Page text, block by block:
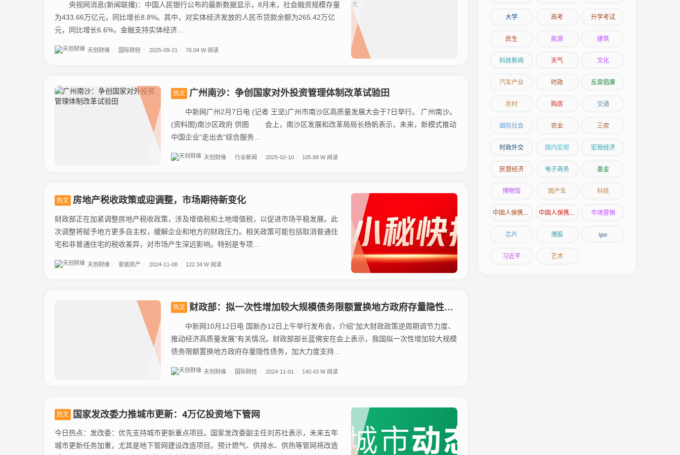
央视网消息(新闻联播)：中国人民银行公布的最新数据显示，8月末，社会融资规模存量
为433.66万亿元，同比增长8.8%。其中，对实体经济发放的人民币贷款余额为265.42万亿
元，同比增长6.6%，金融支持实体经济...
天创财缘 国际财经 2025-09-21 76.04 W 阅读
热文 广州南沙：争创国家对外投资管理体制改革试验田
中新网广州2月7日电 (记者 王坚)广州市南沙区高质量发展大会于7日举行。 广州南沙。
(资料图)南沙区政府 供图 会上，南沙区发展和改革局局长杨帆表示，未来，新模式推动
中国企业“走出去”综合服务...
天创财缘 行业新闻 2025-02-10 105.88 W 阅读
热文 房地产税收政策或迎调整，市场期待新变化
财政部正在加紧调整房地产税收政策，涉及增值税和土地增值税，以促进市场平稳发展。此
次调整将赋予地方更多自主权，缓解企业和地方的财政压力。相关政策可能包括取消普通住
宅和非普通住宅的税收差异，对市场产生深远影响。特别是专项...
天创财缘 家居房产 2024-11-08 122.34 W 阅读
热文 财政部：拟一次性增加较大规模债务限额置换地方政府存量隐性债务
中新网10月12日电 国新办12日上午举行发布会，介绍“加大财政政策逆周期调节力度、
推动经济高质量发展”有关情况。财政部部长蓝佛安在会上表示，我国拟一次性增加较大规模
债务限额置换地方政府存量隐性债务，加大力度支持...
天创财缘 国际财经 2024-11-01 140.43 W 阅读
热文 国家发改委力推城市更新：4万亿投资地下管网
今日热点：发改委：优先支持城市更新重点项目。国家发改委副主任刘苏社表示，未来五年
城市更新任务加重，尤其是地下管网建设改造项目。预计燃气、供排水、供热等管网将改造
大学 高考 升学考试
民生 能源 建筑
科技新闻 天气 文化
汽车产业 时政 反腐倡廉
农村 购房 交通
国际社会 农业 三农
时政外交 国内宏观 宏观经济
民营经济 电子商务 基金
博物馆 国产车 科技
中国人保携手桦甸市桦远汽车购车嘉年华 中国人保携手延吉北方汽车嘉年华 市场营销
芯片 港股 ipo
习近平 艺术